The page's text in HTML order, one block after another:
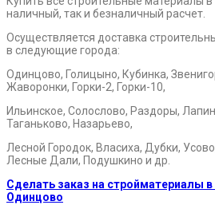
наличный, так и безналичный расчет.
Осуществляется доставка
в следующие города:
Одинцово, Голицыно, Кубинка,
Жаворонки, Горки-2, Горки-10,
Ильинское, Солослово, Раздоры,
Таганьково, Назарьево,
Лесной Городок, Власиха, Дубки,
Лесные Дали, Подушкино и др.
Сделать заказ на стройматериалы
Одинцово